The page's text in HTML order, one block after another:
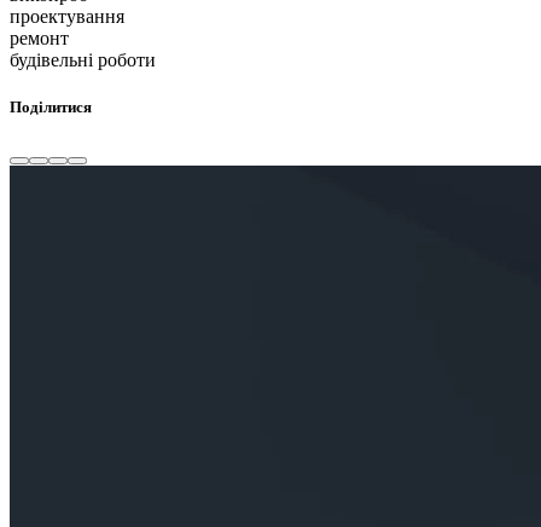
проектування
ремонт
будівельні роботи
Поділитися